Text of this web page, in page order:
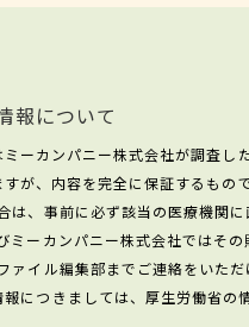
報について
ーカンパニー株式会社が調査し
が、内容を完全に保証するもの
、事前に必ず該当の医療機関に
ーカンパニー株式会社ではその
イル編集部までご連絡をいただ
につきましては、厚生労働省の